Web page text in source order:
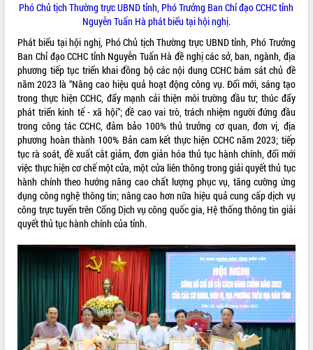
Phó Chủ tịch Thường trực UBND tỉnh, Phó Trưởng Ban Chỉ đạo CCHC tỉnh
Nguyễn Tuấn Hà phát biểu tại hội nghị.
Phát biểu tại hội nghị, Phó Chủ tịch Thường trực UBND tỉnh, Phó Trưởng
Ban Chỉ đạo CCHC tỉnh Nguyễn Tuấn Hà đề nghị các sở, ban, ngành, địa
phương tiếp tục triển khai đồng bộ các nội dung CCHC bám sát chủ đề
năm 2023 là “Nâng cao hiệu quả hoạt động công vụ. Đổi mới, sáng tạo
trong thực hiện CCHC, đẩy mạnh cải thiện môi trường đầu tư; thúc đẩy
phát triển kinh tế - xã hội”; đề cao vai trò, trách nhiệm người đứng đầu
trong công tác CCHC, đảm bảo 100% thủ trưởng cơ quan, đơn vị, địa
phương hoàn thành 100% Bản cam kết thực hiện CCHC năm 2023; tiếp
tục rà soát, đề xuất cắt giảm, đơn giản hóa thủ tục hành chính, đổi mới
việc thực hiện cơ chế một cửa, một cửa liên thông trong giải quyết thủ tục
hành chính theo hướng nâng cao chất lượng phục vụ, tăng cường ứng
dụng công nghệ thông tin; nâng cao hơn nữa hiệu quả cung cấp dịch vụ
công trực tuyến trên Cổng Dịch vụ công quốc gia, Hệ thống thông tin giải
quyết thủ tục hành chính của tỉnh.